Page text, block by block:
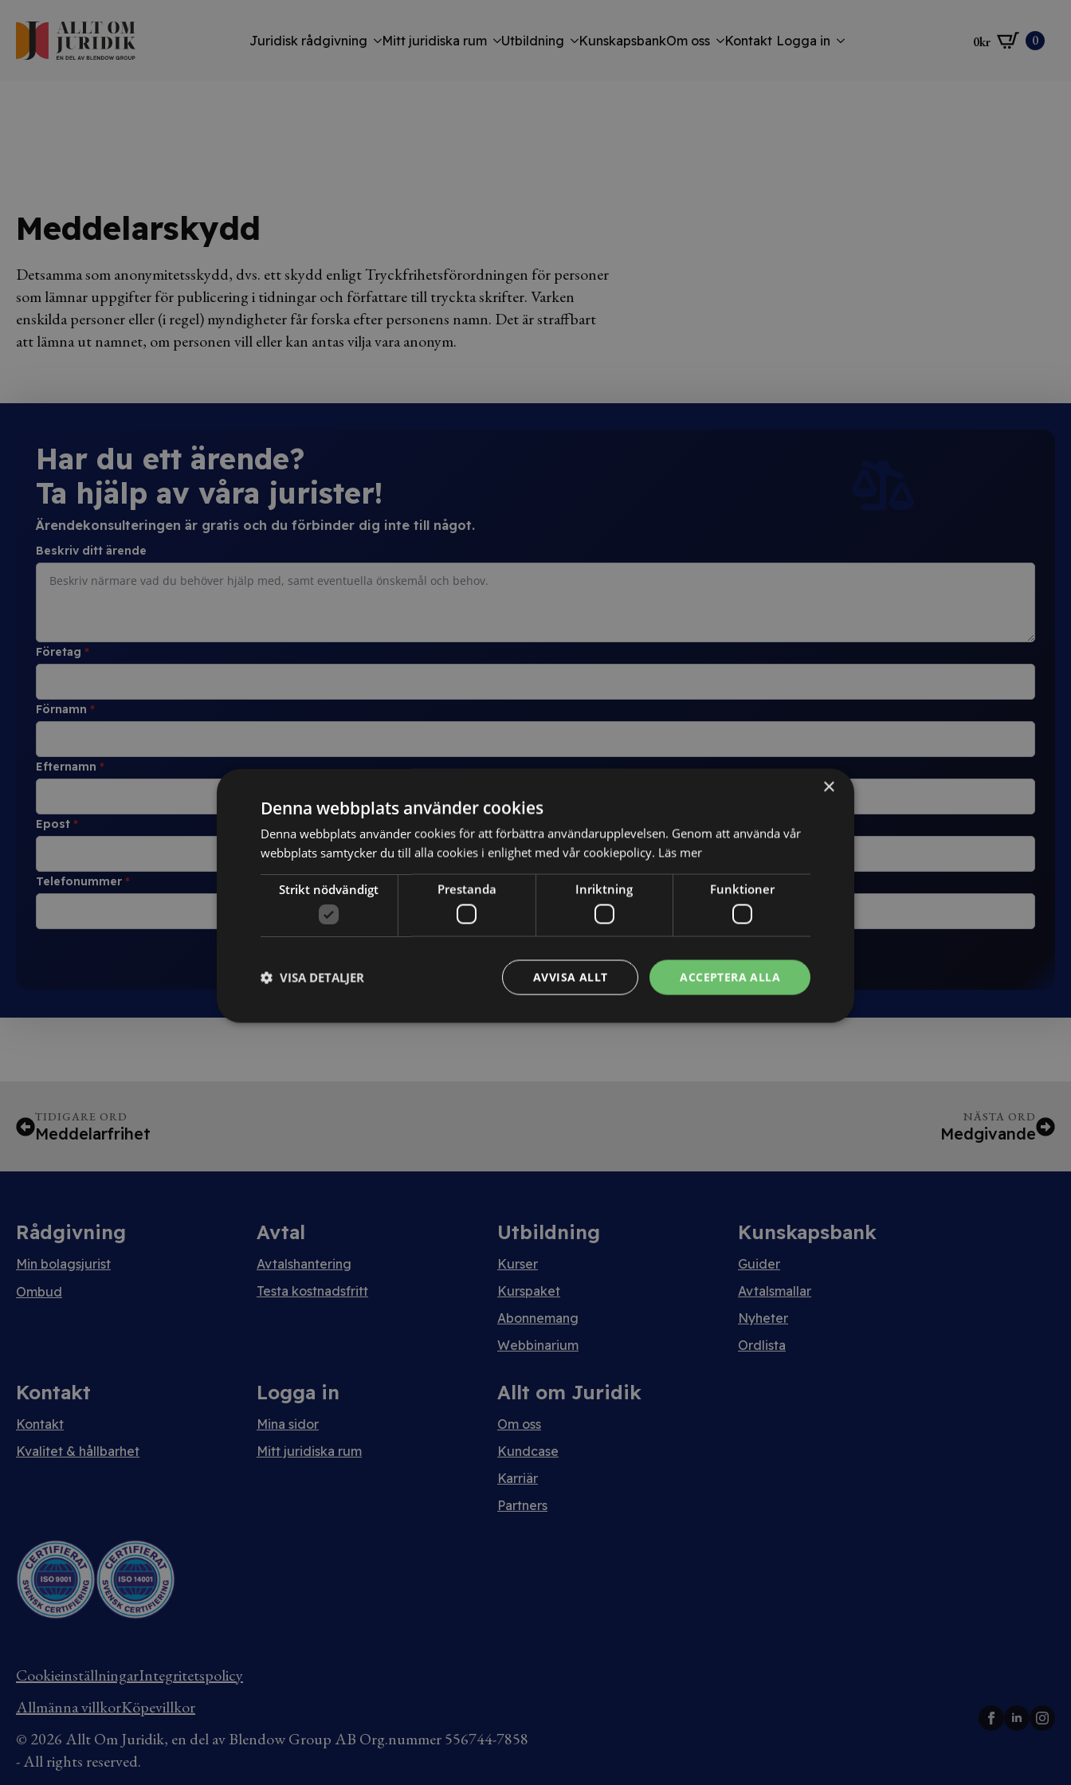
Juridisk rådgivning Mitt juridiska rum Utbildning KunskapsbankOm oss Kontakt Logga in 0kr 0
Meddelarskydd
Detsamma som anonymitetsskydd, dvs. ett skydd enligt Tryckfrihetsförordningen för personer
som lämnar uppgifter för publicering i tidningar och författare till tryckta skrifter. Varken
enskilda personer eller (i regel) myndigheter får forska efter personens namn. Det är straffbart
att lämna ut namnet, om personen vill eller kan antas vilja vara anonym.
Har du ett ärende?
Ta hjälp av våra jurister!
Ärendekonsulteringen är gratis och du förbinder dig inte till något.
Beskriv ditt ärende
Företag *
Förnamn *
Efternamn *
Epost *
Telefonummer *
TIDIGARE ORD
Meddelarfrihet
NÄSTA ORD
Medgivande
Rådgivning
Min bolagsjurist
Ombud
Avtal
Avtalshantering
Testa kostnadsfritt
Utbildning
Kurser
Kurspaket
Abonnemang
Webbinarium
Kunskapsbank
Guider
Avtalsmallar
Nyheter
Ordlista
Kontakt
Kontakt
Kvalitet & hållbarhet
Logga in
Mina sidor
Mitt juridiska rum
Allt om Juridik
Om oss
Kundcase
Karriär
Partners
CookieinställningarIntegritetspolicy
Allmänna villkorKöpevillkor
© 2026 Allt Om Juridik, en del av Blendow Group AB Org.nummer 556744-7858
- All rights reserved.
×
Denna webbplats använder cookies
Denna webbplats använder cookies för att förbättra användarupplevelsen. Genom att använda vår
webbplats samtycker du till alla cookies i enlighet med vår cookiepolicy. Läs mer
Strikt nödvändigt Prestanda Inriktning Funktioner
ACCEPTERA ALLA
AVVISA ALLT
VISA DETALJER